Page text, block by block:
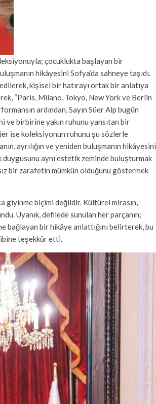
çocuklukta başlayan bir
hikâyesini Sofya’da sahneye taşıdı.
kişisel bir hatırayı ortak bir anlatıya
“Paris, Milano, Tokyo, New York ve Berlin
ardından, Sayın Süer Alp bugün
ve birbirine yakın ruhunu yansıtan bir
ise koleksiyonun ruhunu şu sözlerle
ayrılığın ve yeniden buluşmanın hikâyesini
aynı estetik zeminde buluşturmak
bir zarafetin mümkün olduğunu göstermek
giyinme biçimi değildir. Kültürel mirasın,
Uyanık, defilede sunulan her parçanın;
bağlayan bir hikâye anlattığını belirterek, bu
teşekkür etti.